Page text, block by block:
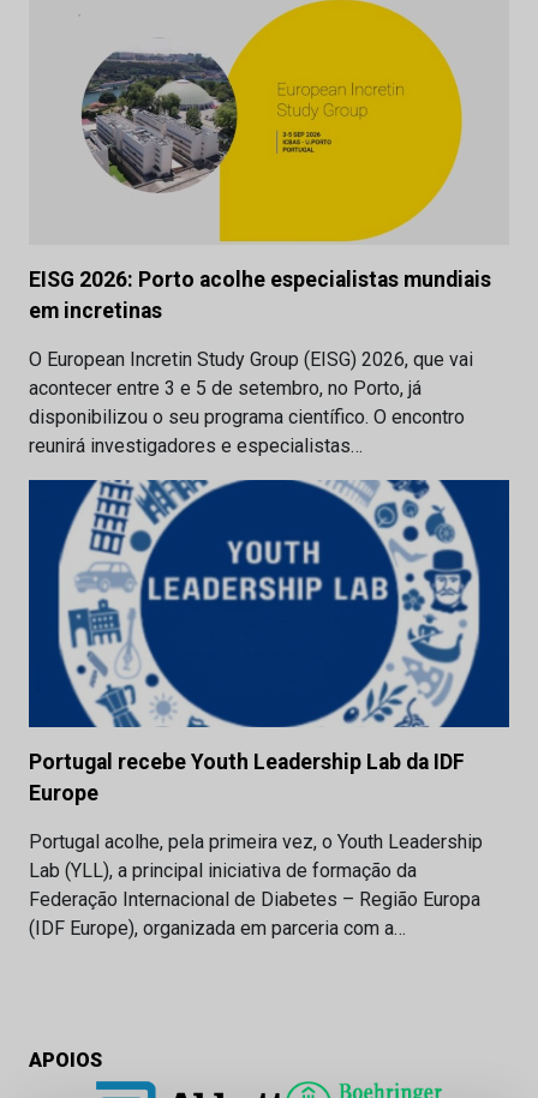
EISG 2026: Porto acolhe especialistas mundiais
em incretinas
O European Incretin Study Group (EISG) 2026, que vai
acontecer entre 3 e 5 de setembro, no Porto, já
disponibilizou o seu programa científico. O encontro
reunirá investigadores e especialistas…
Portugal recebe Youth Leadership Lab da IDF
Europe
Portugal acolhe, pela primeira vez, o Youth Leadership
Lab (YLL), a principal iniciativa de formação da
Federação Internacional de Diabetes – Região Europa
(IDF Europe), organizada em parceria com a…
APOIOS